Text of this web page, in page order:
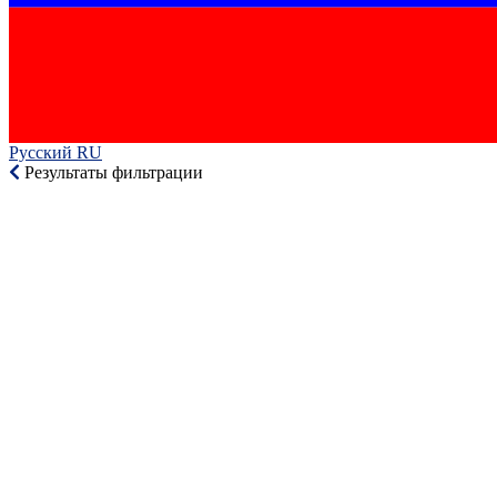
Русский RU‎
Результаты фильтрации